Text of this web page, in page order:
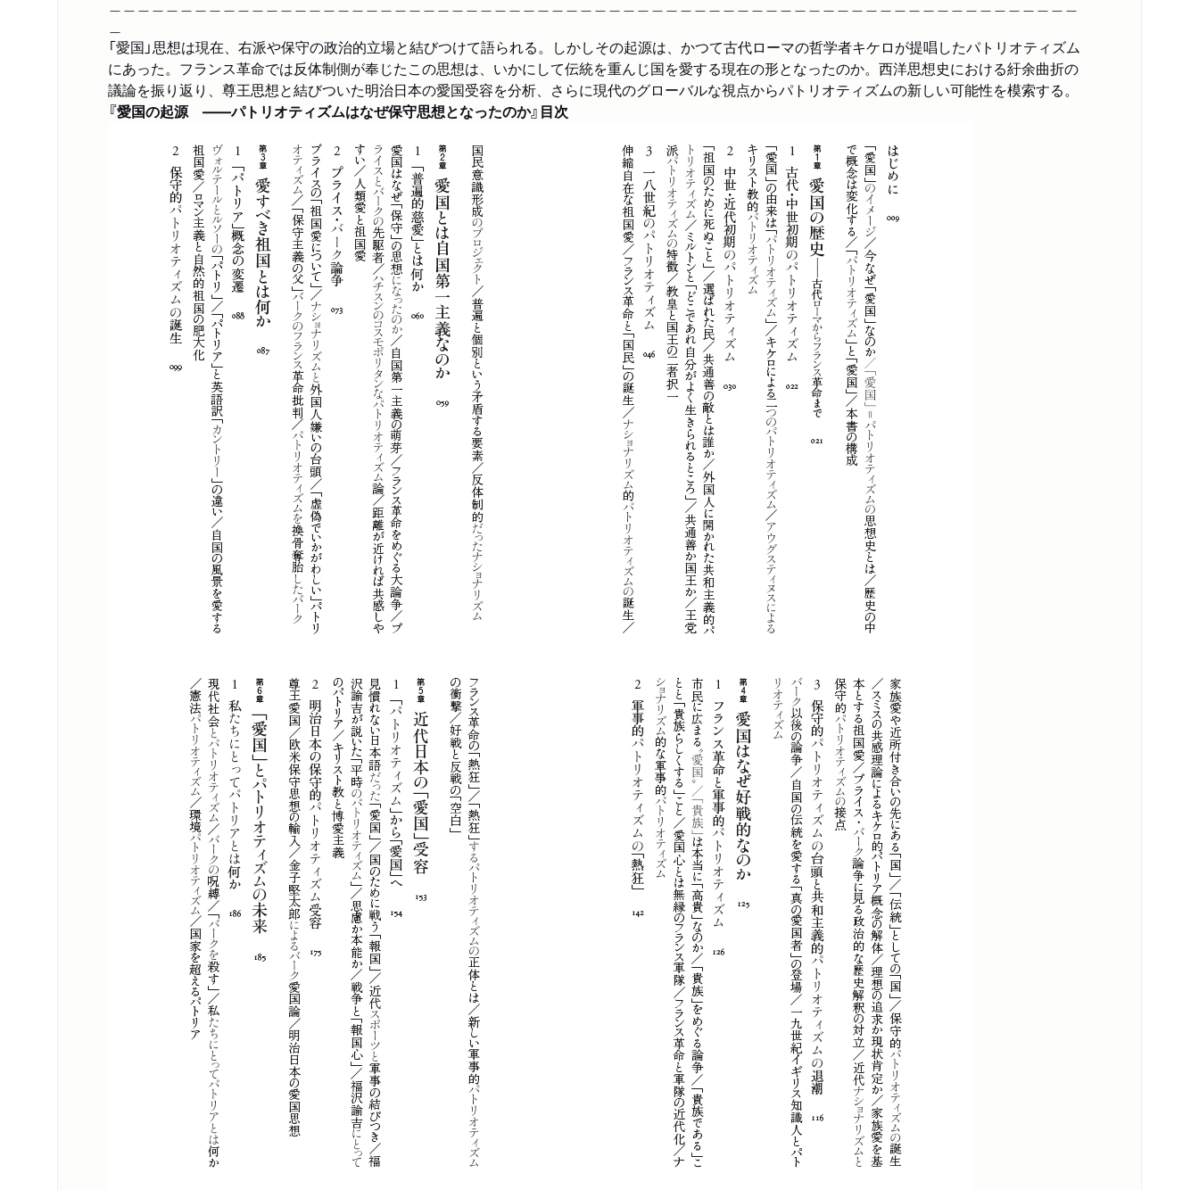
「愛国」思想は現在、右派や保守の政治的立場と結びつけて語られる。しかしその起源は、かつて古代ローマの哲学者キケロが提唱したパトリオティズム
にあった。フランス革命では反体制側が奉じたこの思想は、いかにして伝統を重んじ国を愛する現在の形となったのか。西洋思想史における紆余曲折の
議論を振り返り、尊王思想と結びついた明治日本の愛国受容を分析、さらに現代のグローバルな視点からパトリオティズムの新しい可能性を模索する。
『愛国の起源 ――パトリオティズムはなぜ保守思想となったのか』目次